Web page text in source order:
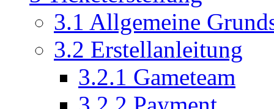
3.1 Allgemeine
3.2 Erstellanleitung
3.2.1 Gameteam